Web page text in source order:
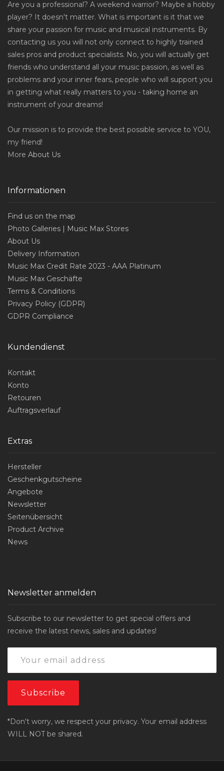
Are you a professional? A weekend warrior? Maybe a hobby
player? It doesn't matter. What is important is it that we
share your passion for music and musical instruments. By
contacting us you will not only connect to highly trained
sales pros and product specialists. No, you will actually get
friends who understand all your music passion, as well as
problems and your inner fears, people who will support you
in getting what really matters to you - taking home an
instrument of your dreams!
Our mission is to provide the best possible service to YOU,
my friend!
More About Us
Informationen
Find us on the map
Photo Galleries | Music Max Stores
About Us
Delivery Information
Music Max Credit Rate 2023 - AAA Platinum
Music Max Geschäfte
Terms & Conditions
Privacy Policy (GDPR)
GDPR Compliance
Kundendienst
Kontakt
Konto
Retouren
Auftragsverlauf
Extras
Hersteller
Geschenkgutscheine
Angebote
Newsletter
Seitenübersicht
Product Archive
News
Newsletter anmelden
Subscribe to our newsletter to get special offers and
receive the latest news, sales and updates!
*Don't worry, we respect your privacy. Your email address
WILL NOT be shared.